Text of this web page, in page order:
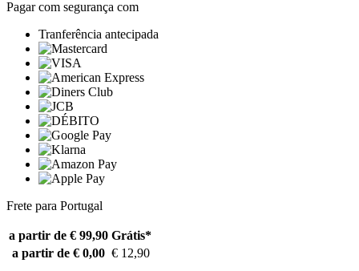
Pagar com segurança com
Tranferência antecipada
Frete para Portugal
a partir de € 99,90 Grátis*
a partir de € 0,00 € 12,90